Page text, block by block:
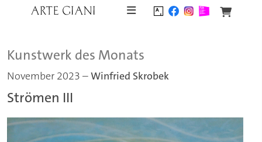
Skip to content
Kunstwerk des Monats
November 2023 –Winfried Skrobek
Strömen III